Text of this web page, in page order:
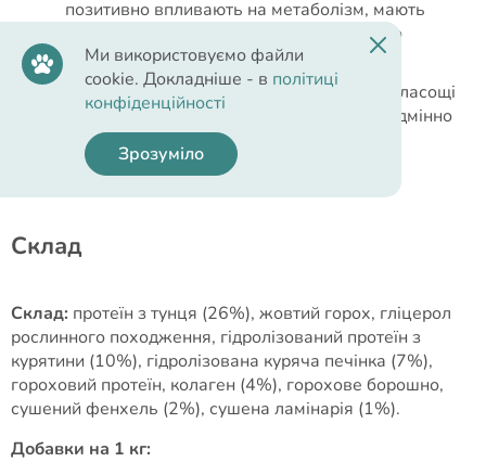
позитивно впливають на метаболізм, мають
протизапальні властивості та дбають про
здоров'я шкіри та шерсті кота.
Завдяки своїй напіввологій консистенції ласощі
швидко перетравлюються в шлунку та відмінно
засвоюються.
Cклад
Склад: протеїн з тунця (26%), жовтий горох, гліцерол
рослинного походження, гідролізований протеїн з
курятини (10%), гідролізована куряча печінка (7%),
гороховий протеїн, колаген (4%), горохове борошно,
сушений фенхель (2%), сушена ламінарія (1%).
Добавки на 1 кг:
Ми використовуємо файли
cookie. Докладніше - в політиці
конфіденційності
Зрозуміло